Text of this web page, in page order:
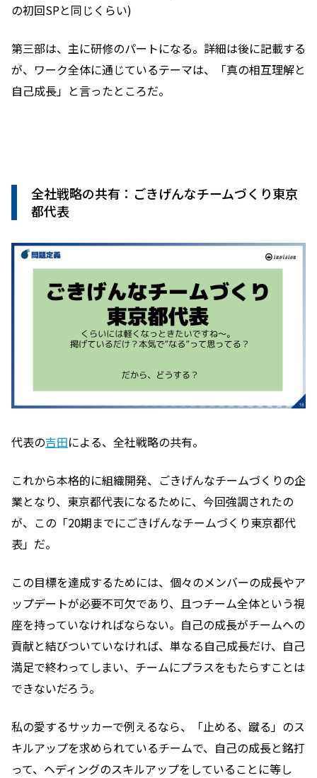
の初回SPと同じくらい)
第三部は、主に研修のパートになる。詳細は後に記載する
が、ワーク全体に通じているテーマは、「真の相互理解と
自己成長」と言ったところだ。
全社戦略の共有：ごきげんなチームづくり東京
都代表
代表の吉田による、全社戦略の共有。
これから本格的に組織開発、ごきげんなチームづくりの企
業となり、東京都代表になるために、今回強調されたの
が、この「20期までにごきげんなチームづくり東京都代
表」だ。
この目標を達成するためには、個々のメンバーの成長やア
ップデートが必要不可欠であり、且つチーム全体という視
座を持っていなければならない。自己の成長がチームへの
貢献と結びついていなければ、単なる自己成長だけ、自己
満足で終わってしまい、チームにプラスをもたらすことは
できないだろう。
私の愛するサッカーで例えるなら、「止める、蹴る」のス
キルアップを求められているチームで、自己の成長と銘打
って、ヘディングのスキルアップをしていることに等し